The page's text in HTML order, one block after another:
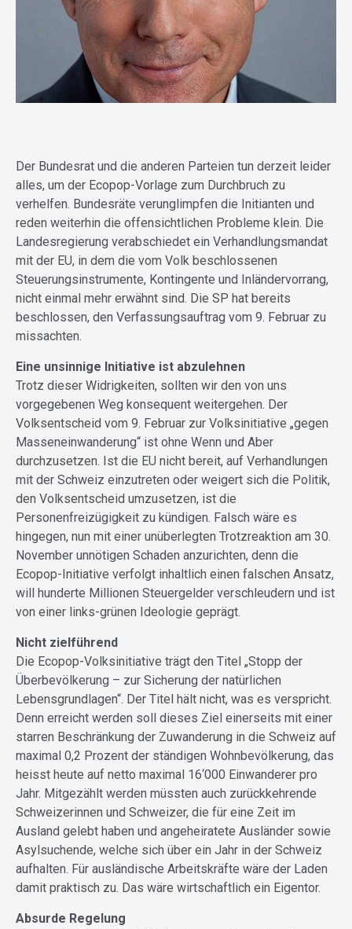
Der Bundesrat und die anderen Parteien tun derzeit leider
alles, um der Ecopop-Vorlage zum Durchbruch zu
verhelfen. Bundesräte verunglimpfen die Initianten und
reden weiterhin die offensichtlichen Probleme klein. Die
Landesregierung verabschiedet ein Verhandlungsmandat
mit der EU, in dem die vom Volk beschlossenen
Steuerungsinstrumente, Kontingente und Inländervorrang,
nicht einmal mehr erwähnt sind. Die SP hat bereits
beschlossen, den Verfassungsauftrag vom 9. Februar zu
missachten.
Eine unsinnige Initiative ist abzulehnen
Trotz dieser Widrigkeiten, sollten wir den von uns
vorgegebenen Weg konsequent weitergehen. Der
Volksentscheid vom 9. Februar zur Volksinitiative „gegen
Masseneinwanderung“ ist ohne Wenn und Aber
durchzusetzen. Ist die EU nicht bereit, auf Verhandlungen
mit der Schweiz einzutreten oder weigert sich die Politik,
den Volksentscheid umzusetzen, ist die
Personenfreizügigkeit zu kündigen. Falsch wäre es
hingegen, nun mit einer unüberlegten Trotzreaktion am 30.
November unnötigen Schaden anzurichten, denn die
Ecopop-Initiative verfolgt inhaltlich einen falschen Ansatz,
will hunderte Millionen Steuergelder verschleudern und ist
von einer links-grünen Ideologie geprägt.
Nicht zielführend
Die Ecopop-Volksinitiative trägt den Titel „Stopp der
Überbevölkerung – zur Sicherung der natürlichen
Lebensgrundlagen“. Der Titel hält nicht, was es verspricht.
Denn erreicht werden soll dieses Ziel einerseits mit einer
starren Beschränkung der Zuwanderung in die Schweiz auf
maximal 0,2 Prozent der ständigen Wohnbevölkerung, das
heisst heute auf netto maximal 16‘000 Einwanderer pro
Jahr. Mitgezählt werden müssten auch zurückkehrende
Schweizerinnen und Schweizer, die für eine Zeit im
Ausland gelebt haben und angeheiratete Ausländer sowie
Asylsuchende, welche sich über ein Jahr in der Schweiz
aufhalten. Für ausländische Arbeitskräfte wäre der Laden
damit praktisch zu. Das wäre wirtschaftlich ein Eigentor.
Absurde Regelung